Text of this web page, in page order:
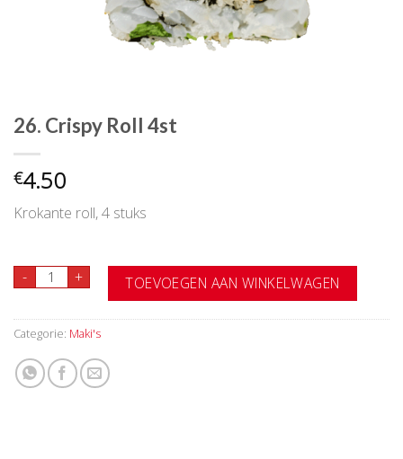
26. Crispy Roll 4st
€4.50
Krokante roll, 4 stuks
- 26. Crispy Roll 4st aantal
+ TOEVOEGEN AAN WINKELWAGEN
Categorie: Maki's